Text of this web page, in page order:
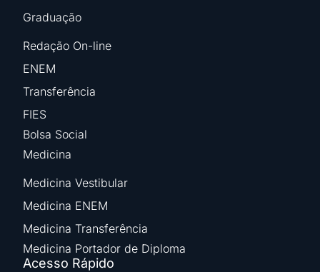
Graduação
Redação On-line
ENEM
Transferência
FIES
Bolsa Social
Medicina
Medicina Vestibular
Medicina ENEM
Medicina Transferência
Medicina Portador de Diploma
Acesso Rápido